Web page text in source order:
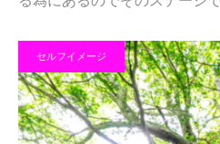
セルフイメージ